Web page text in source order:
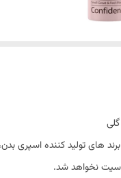
های تولید کننده اسپری
نخواهد شد.